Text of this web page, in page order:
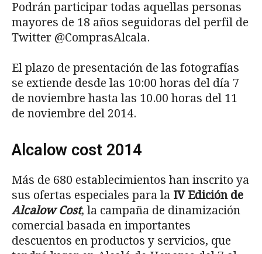
Podrán participar todas aquellas personas
mayores de 18 años seguidoras del perfil de
Twitter @ComprasAlcala.
El plazo de presentación de las fotografías
se extiende desde las 10:00 horas del día 7
de noviembre hasta las 10.00 horas del 11
de noviembre del 2014.
Alcalow cost 2014
Más de 680 establecimientos han inscrito ya
sus ofertas especiales para la IV Edición de
Alcalow Cost, la campaña de dinamización
comercial basada en importantes
descuentos en productos y servicios, que